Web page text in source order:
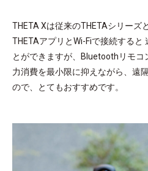
THETA Xは従来のTHETAシリーズ
THETAアプリとWi-Fiで接続すると
とができますが、Bluetoothリモコ
力消費を最小限に抑えながら、遠
ので、とてもおすすめです。